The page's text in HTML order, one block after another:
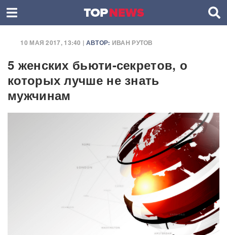
10 МАЯ 2017, 13:40 | АВТОР: ИВАН РУТОВ
5 женских бьюти-секретов, о
которых лучше не знать
мужчинам